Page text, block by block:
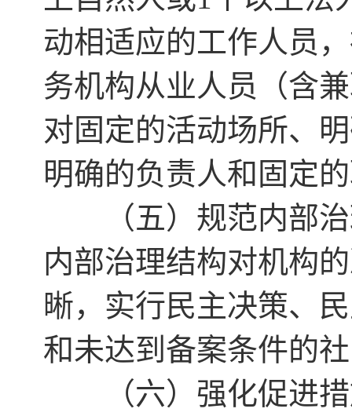
动相适应的工作人员
务机构从业人员（含
对固定的活动场所、
明确的负责人和固定
（五）规范内部治
内部治理结构对机构
晰，实行民主决策、
和未达到备案条件的
（六）强化促进措